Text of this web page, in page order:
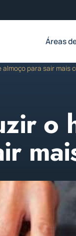
Áreas
para sair mais
o
2023 1 min de